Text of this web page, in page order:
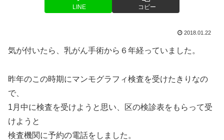
LINE コピー
2018.01.22
気が付いたら、乳がん手術から６年経っていました。
昨年のこの時期にマンモグラフィ検査を受けたきりなの
で、
1月中に検査を受けようと思い、区の検診表をもらって受
けようと
検査機関に予約の電話をしました。